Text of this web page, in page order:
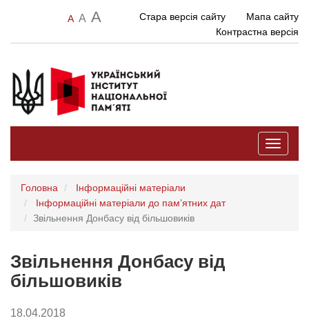
A A A Стара версія сайту
Мапа сайту
Контрастна версія
Toggle
Головна
Інформаційні матеріали
Інформаційні матеріали до памʼятних дат
Звільнення Донбасу від більшовиків
Звільнення Донбасу від
більшовиків
18.04.2018